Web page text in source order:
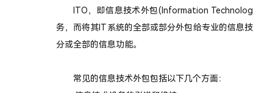
ITO，即信息技术外包(Information
务，而将其IT系统的全部或部分外包给专业的信息
分或全部的信息功能。
常见的信息技术外包包括以下几个方面：